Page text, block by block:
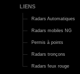
LIENS
Radars Automatiques
Radars mobiles NG
Permis à points
Radars tronçons
Radars feux rouge